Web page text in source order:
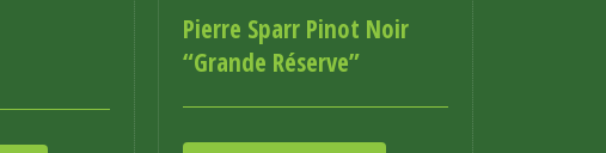
Pierre Sparr Pinot Noir
“Grande Réserve”